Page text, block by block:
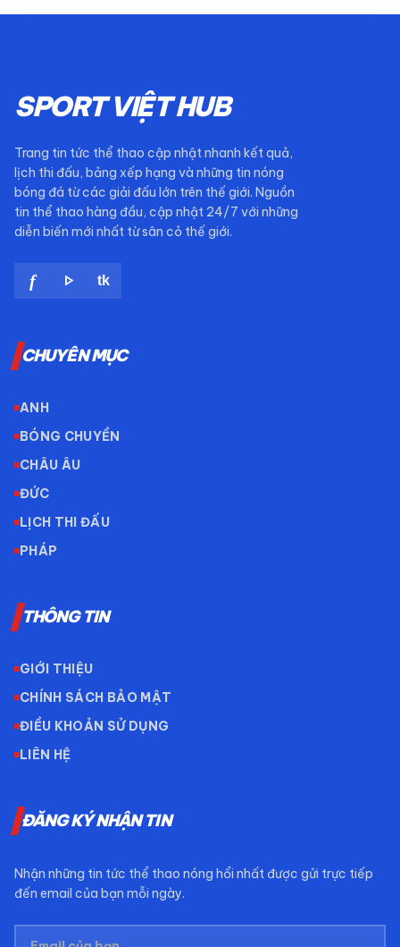
SPORT VIỆT HUB
Trang tin tức thể thao cập nhật nhanh kết quả,
lịch thi đấu, bảng xếp hạng và những tin nóng
bóng đá từ các giải đấu lớn trên thế giới. Nguồn
tin thể thao hàng đầu, cập nhật 24/7 với những
diễn biến mới nhất từ sân cỏ thế giới.
f play_arrow tk
CHUYÊN MỤC
ANH
BÓNG CHUYỀN
CHÂU ÂU
ĐỨC
LỊCH THI ĐẤU
PHÁP
THÔNG TIN
GIỚI THIỆU
CHÍNH SÁCH BẢO MẬT
ĐIỀU KHOẢN SỬ DỤNG
LIÊN HỆ
ĐĂNG KÝ NHẬN TIN
Nhận những tin tức thể thao nóng hổi nhất được gửi trực tiếp
đến email của bạn mỗi ngày.